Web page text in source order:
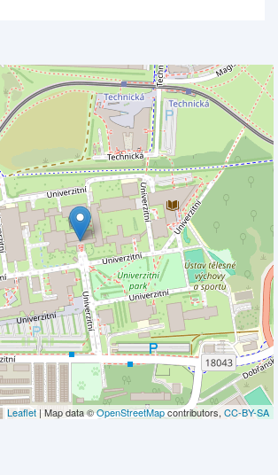
Leaflet| Map data ©OpenStreetMapcontributors, CC-BY-SA